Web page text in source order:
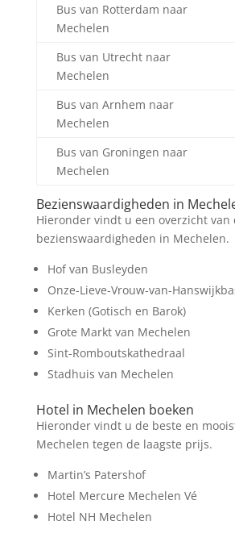
Bus van Rotterdam naar
Mechelen
Bus van Utrecht naar
Mechelen
Bus van Arnhem naar
Mechelen
Bus van Groningen naar
Mechelen
Bezienswaardigheden in
Hieronder vindt u een overzicht van
bezienswaardigheden in Mechelen.
Hof van Busleyden
Onze-Lieve-Vrouw-van-
Kerken (Gotisch en Barok)
Grote Markt van Mechelen
Sint-Romboutskathedraal
Stadhuis van Mechelen
Hotel in Mechelen boeken
Hieronder vindt u de beste en
Mechelen tegen de laagste prijs.
Martin’s Patershof
Hotel Mercure Mechelen Vé
Hotel NH Mechelen